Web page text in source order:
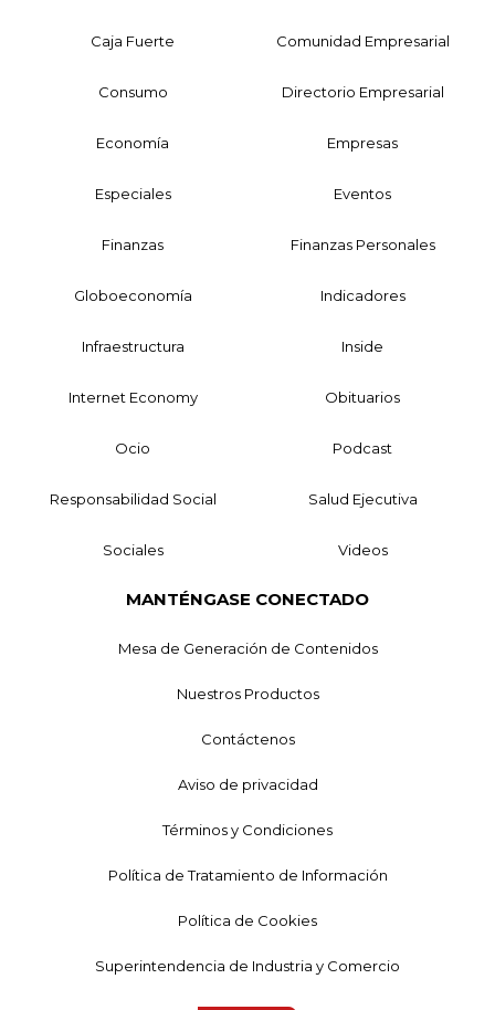
Caja Fuerte Comunidad Empresarial
Consumo Directorio Empresarial
Economía Empresas
Especiales Eventos
Finanzas Finanzas Personales
Globoeconomía Indicadores
Infraestructura Inside
Internet Economy Obituarios
Ocio Podcast
Responsabilidad Social Salud Ejecutiva
Sociales Videos
MANTÉNGASE CONECTADO
Mesa de Generación de Contenidos
Nuestros Productos
Contáctenos
Aviso de privacidad
Términos y Condiciones
Política de Tratamiento de Información
Política de Cookies
Superintendencia de Industria y Comercio